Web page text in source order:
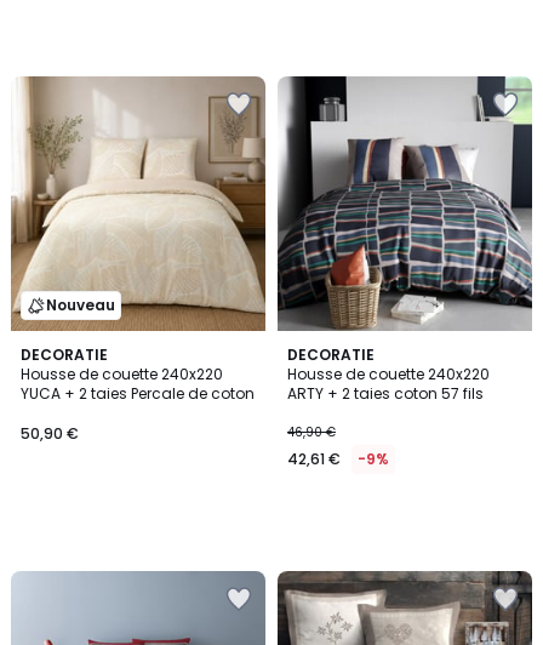
Nouveau
DECORATIE
Housse de couette 240x220
YUCA + 2 taies Percale de coton
50,90 €
DECORATIE
Housse de couette 240x220
ARTY + 2 taies coton 57 fils
46,90 €
42,61 € -9%